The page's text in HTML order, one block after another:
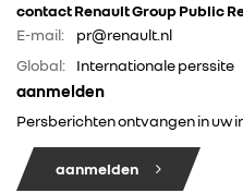
contact Renault Group Public
E-mail:
pr@renault.nl
Global:
Internationale perssite
aanmelden
Persberichten ontvangen in uw
aanmelden